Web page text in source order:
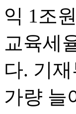
익 1조
교육세
다. 기
가량 늘